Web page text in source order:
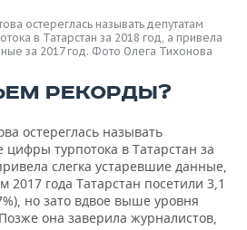
остереглась называть депутатам
в Татарстан за 2018 год, а привела
за 2017 год. Фото Олега Тихонова
РЕКОРДЫ?
остереглась называть
цифры турпотока в Татарстан за
слегка устаревшие данные,
2017 года Татарстан посетили 3,1
но зато вдвое выше уровня
она заверила журналистов,